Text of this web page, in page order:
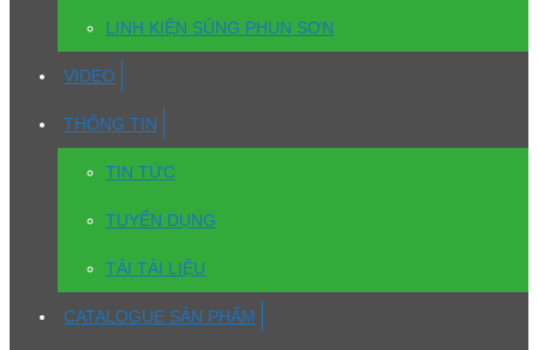
LINH KIỆN SÚNG PHUN SƠN
VIDEO
THÔNG TIN
TIN TỨC
TUYỂN DỤNG
TẢI TÀI LIỆU
CATALOGUE SẢN PHẨM